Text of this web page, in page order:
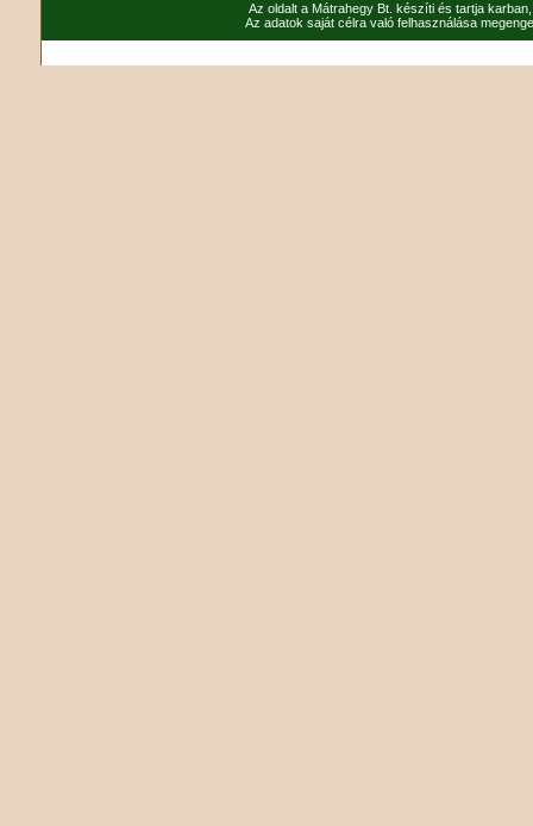
Az oldalt a Mátrahegy Bt. készíti és tartja
Az adatok saját célra való felhasználása